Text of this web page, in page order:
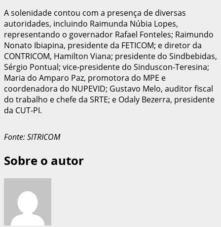
A solenidade contou com a presença de diversas
autoridades, incluindo Raimunda Núbia Lopes,
representando o governador Rafael Fonteles; Raimundo
Nonato Ibiapina, presidente da FETICOM; e diretor da
CONTRICOM, Hamilton Viana; presidente do Sindbebidas,
Sérgio Pontual; vice-presidente do Sinduscon-Teresina;
Maria do Amparo Paz, promotora do MPE e
coordenadora do NUPEVID; Gustavo Melo, auditor fiscal
do trabalho e chefe da SRTE; e Odaly Bezerra, presidente
da CUT-PI.
Fonte: SITRICOM
Sobre o autor